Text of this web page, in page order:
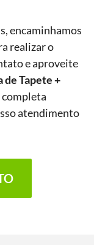
encaminhamos
realizar o
e aproveite
de Tapete +
completa
atendimento